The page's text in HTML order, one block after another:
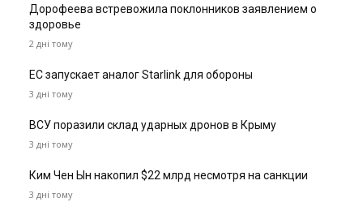
Дорофеева встревожила поклонников заявлением о
здоровье
2 дні тому
ЕС запускает аналог Starlink для обороны
3 дні тому
ВСУ поразили склад ударных дронов в Крыму
3 дні тому
Ким Чен Ын накопил $22 млрд несмотря на санкции
3 дні тому